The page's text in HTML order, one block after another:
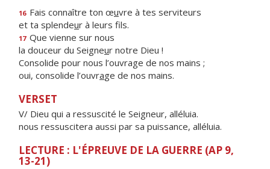
16 Fais connaître ton œuvre à tes serviteurs
et ta splendeur à leurs fils.
17 Que vienne sur nous
la douceur du Seigneur notre Dieu !
Consolide pour nous l’ouvrage de nos mains ;
oui, consolide l’ouvrage de nos mains.
VERSET
V/ Dieu qui a ressuscité le Seigneur, alléluia.
nous ressuscitera aussi par sa puissance, alléluia.
LECTURE : L'ÉPREUVE DE LA GUERRE (AP 9,
13-21)